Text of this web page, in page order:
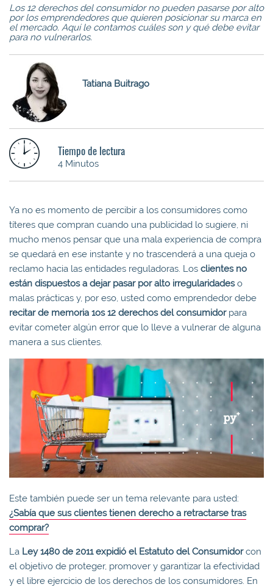
Los 12 derechos del consumidor no pueden pasarse por alto
por los emprendedores que quieren posicionar su marca en
el mercado. Aquí le contamos cuáles son y qué debe evitar
para no vulnerarlos.
Tatiana Buitrago
Tiempo de lectura
4 Minutos
Ya no es momento de percibir a los consumidores como
títeres que compran cuando una publicidad lo sugiere, ni
mucho menos pensar que una mala experiencia de compra
se quedará en ese instante y no trascenderá a una queja o
reclamo hacia las entidades reguladoras. Los clientes no
están dispuestos a dejar pasar por alto irregularidadeso
malas prácticas y, por eso, usted como emprendedor debe
recitar de memoria 1os 12 derechos del consumidorpara
evitar cometer algún error que lo lleve a vulnerar de alguna
manera a sus clientes.
Este también puede ser un tema relevante para usted:
¿Sabía que sus clientes tienen derecho a retractarse tras
comprar?
La Ley 1480 de 2011 expidió el Estatuto del Consumidorcon
el objetivo de proteger, promover y garantizar la efectividad
y el libre ejercicio de los derechos de los consumidores. En